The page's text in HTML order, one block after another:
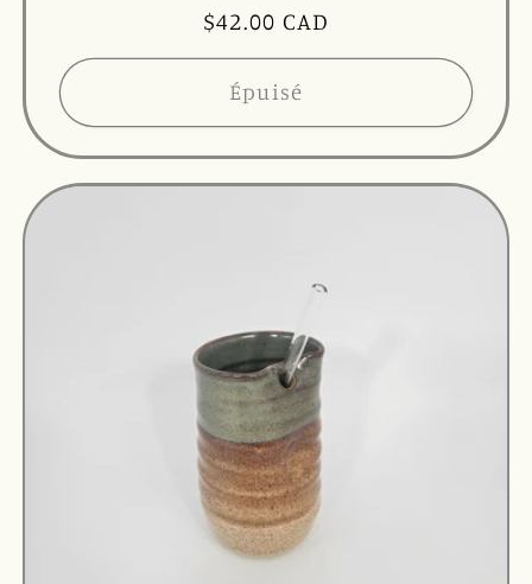
Prix
habituel
$42.00 CAD
Épuisé